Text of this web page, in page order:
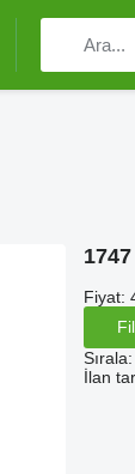
Fiyat:
Sırala:
İlan